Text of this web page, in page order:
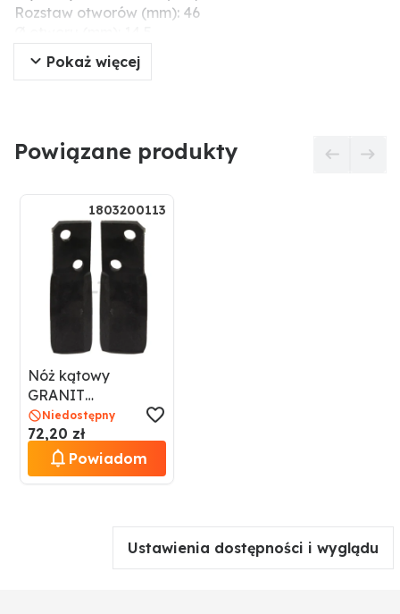
Rozstaw otworów (mm): 46
Grubość (mm): 10
Pokaż więcej
Powiązane produkty
1803200113
Nóż kątowy
GRANIT
1803200113
Niedostępny
72,20 zł
Powiadom
Ustawienia dostępności i wyglądu